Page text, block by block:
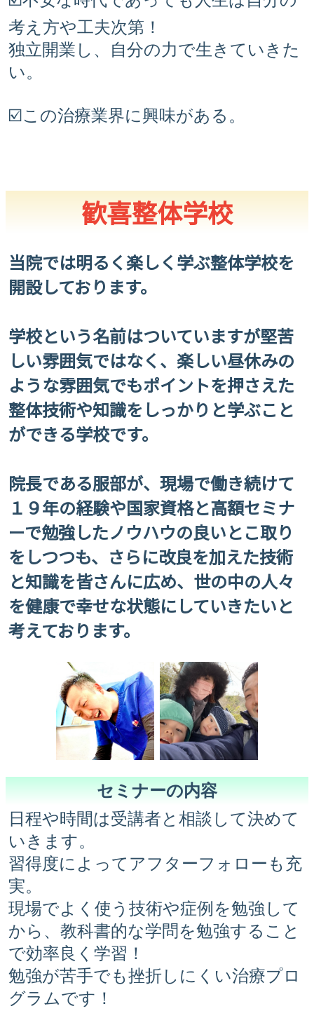
考え方や工夫次第！
独立開業し、自分の力で生きていきた
い。
☑️この治療業界に興味がある。
歓喜整体学校
当院では明るく楽しく学ぶ整体学校を
開設しております。
学校という名前はついていますが堅苦
しい雰囲気ではなく、楽しい昼休みの
ような雰囲気でもポイントを押さえた
整体技術や知識をしっかりと学ぶこと
ができる学校です。
院長である服部が、現場で働き続けて
１９年の経験や国家資格と高額セミナ
ーで勉強したノウハウの良いとこ取り
をしつつも、さらに改良を加えた技術
と知識を皆さんに広め、世の中の人々
を健康で幸せな状態にしていきたいと
考えております。
セミナーの内容
日程や時間は受講者と相談して決めて
いきます。
習得度によってアフターフォローも充
実。
現場でよく使う技術や症例を勉強して
から、教科書的な学問を勉強すること
で効率良く学習！
勉強が苦手でも挫折しにくい治療プロ
グラムです！